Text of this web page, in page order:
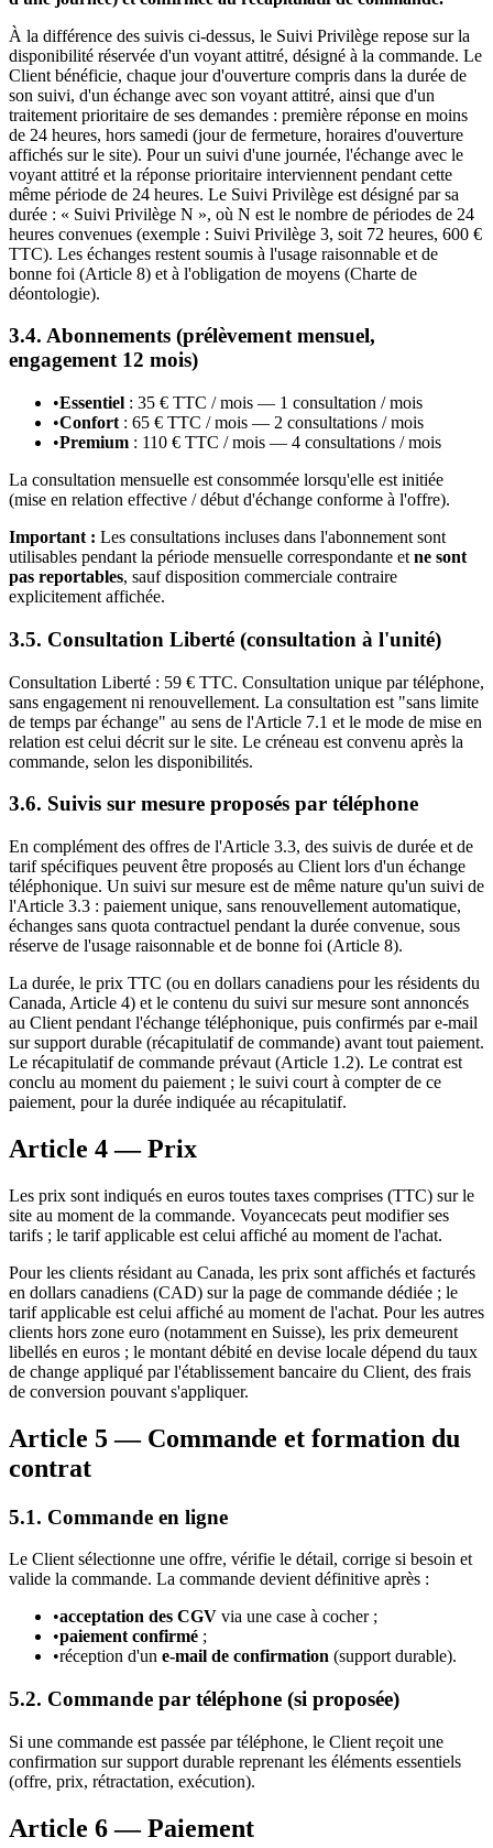
À la différence des suivis ci-dessus, le Suivi Privilège repose sur la
disponibilité réservée d'un voyant attitré, désigné à la commande. Le
Client bénéficie, chaque jour d'ouverture compris dans la durée de
son suivi, d'un échange avec son voyant attitré, ainsi que d'un
traitement prioritaire de ses demandes : première réponse en moins
de 24 heures, hors samedi (jour de fermeture, horaires d'ouverture
affichés sur le site). Pour un suivi d'une journée, l'échange avec le
voyant attitré et la réponse prioritaire interviennent pendant cette
même période de 24 heures. Le Suivi Privilège est désigné par sa
durée : « Suivi Privilège N », où N est le nombre de périodes de 24
heures convenues (exemple : Suivi Privilège 3, soit 72 heures, 600 €
TTC). Les échanges restent soumis à l'usage raisonnable et de
bonne foi (Article 8) et à l'obligation de moyens (Charte de
déontologie).
3.4. Abonnements (prélèvement mensuel,
engagement 12 mois)
•Essentiel : 35 € TTC / mois — 1 consultation / mois
•Confort : 65 € TTC / mois — 2 consultations / mois
•Premium : 110 € TTC / mois — 4 consultations / mois
La consultation mensuelle est consommée lorsqu'elle est initiée
(mise en relation effective / début d'échange conforme à l'offre).
Important : Les consultations incluses dans l'abonnement sont
utilisables pendant la période mensuelle correspondante et ne sont
pas reportables, sauf disposition commerciale contraire
explicitement affichée.
3.5. Consultation Liberté (consultation à l'unité)
Consultation Liberté : 59 € TTC. Consultation unique par téléphone,
sans engagement ni renouvellement. La consultation est "sans limite
de temps par échange" au sens de l'Article 7.1 et le mode de mise en
relation est celui décrit sur le site. Le créneau est convenu après la
commande, selon les disponibilités.
3.6. Suivis sur mesure proposés par téléphone
En complément des offres de l'Article 3.3, des suivis de durée et de
tarif spécifiques peuvent être proposés au Client lors d'un échange
téléphonique. Un suivi sur mesure est de même nature qu'un suivi de
l'Article 3.3 : paiement unique, sans renouvellement automatique,
échanges sans quota contractuel pendant la durée convenue, sous
réserve de l'usage raisonnable et de bonne foi (Article 8).
La durée, le prix TTC (ou en dollars canadiens pour les résidents du
Canada, Article 4) et le contenu du suivi sur mesure sont annoncés
au Client pendant l'échange téléphonique, puis confirmés par e-mail
sur support durable (récapitulatif de commande) avant tout paiement.
Le récapitulatif de commande prévaut (Article 1.2). Le contrat est
conclu au moment du paiement ; le suivi court à compter de ce
paiement, pour la durée indiquée au récapitulatif.
Article 4 — Prix
Les prix sont indiqués en euros toutes taxes comprises (TTC) sur le
site au moment de la commande. Voyancecats peut modifier ses
tarifs ; le tarif applicable est celui affiché au moment de l'achat.
Pour les clients résidant au Canada, les prix sont affichés et facturés
en dollars canadiens (CAD) sur la page de commande dédiée ; le
tarif applicable est celui affiché au moment de l'achat. Pour les autres
clients hors zone euro (notamment en Suisse), les prix demeurent
libellés en euros ; le montant débité en devise locale dépend du taux
de change appliqué par l'établissement bancaire du Client, des frais
de conversion pouvant s'appliquer.
Article 5 — Commande et formation du
contrat
5.1. Commande en ligne
Le Client sélectionne une offre, vérifie le détail, corrige si besoin et
valide la commande. La commande devient définitive après :
•acceptation des CGV via une case à cocher ;
•paiement confirmé ;
•réception d'un e-mail de confirmation (support durable).
5.2. Commande par téléphone (si proposée)
Si une commande est passée par téléphone, le Client reçoit une
confirmation sur support durable reprenant les éléments essentiels
(offre, prix, rétractation, exécution).
Article 6 — Paiement